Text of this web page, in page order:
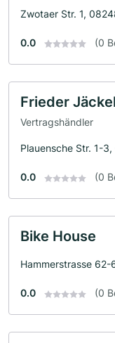
Zwotaer Str. 1,
0.0 (0
Frieder
Vertragshändler
Plauensche Str. 1-
0.0 (0
Bike House
Hammerstrasse
0.0 (0